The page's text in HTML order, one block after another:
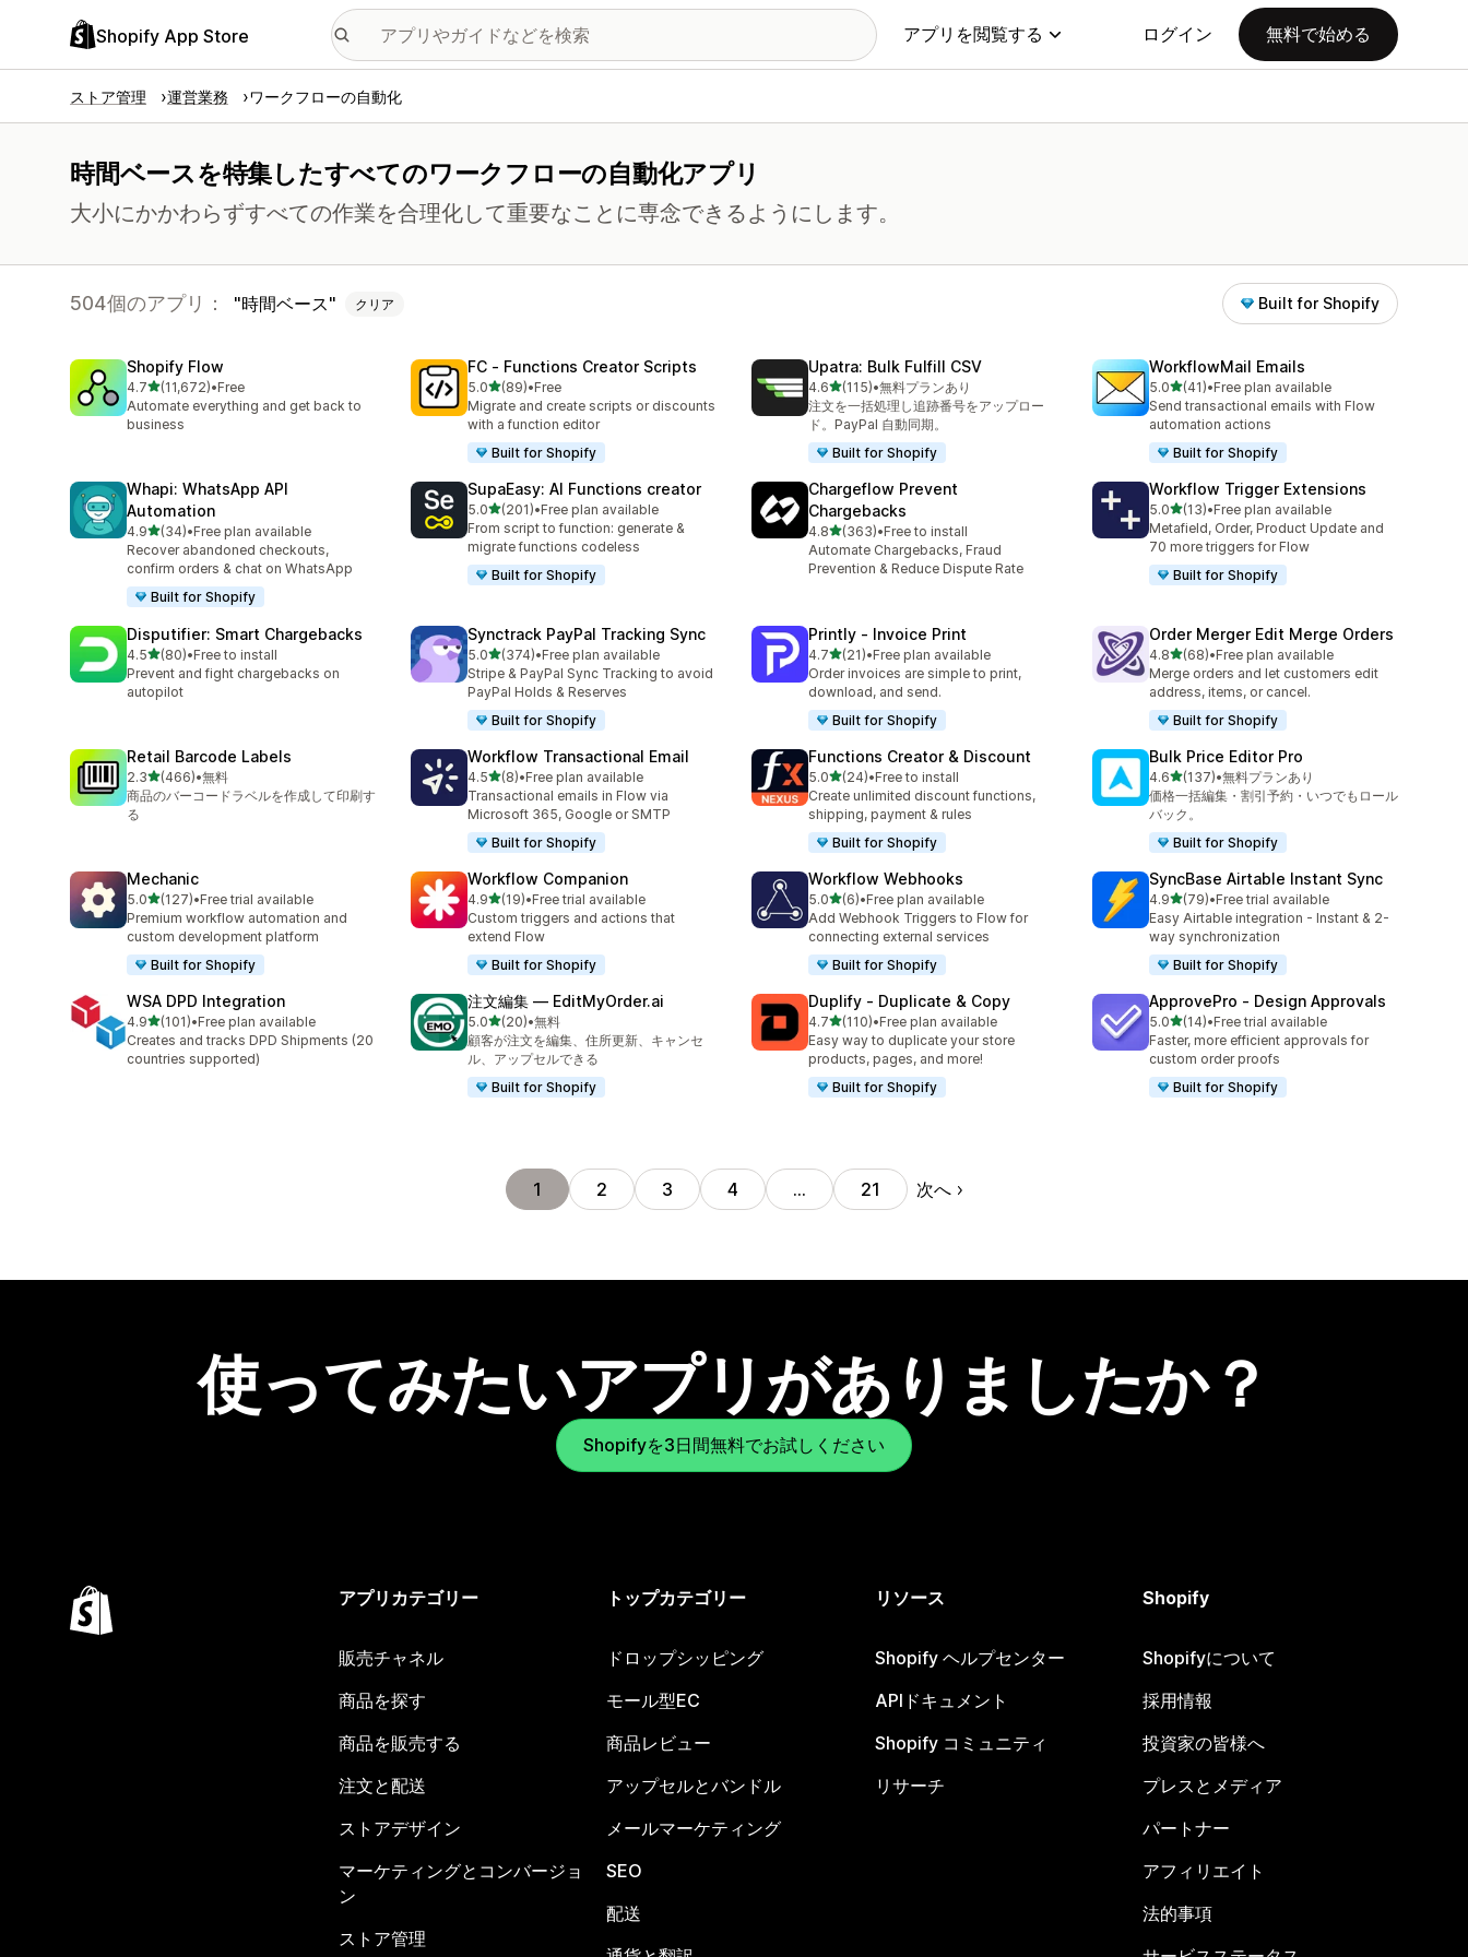
Shopify App Store アプリを閲覧する ログイン 無料で始める
ストア管理 運営業務 ワークフローの自動化
時間ベースを特集したすべてのワークフローの自動化アプリ
大小にかかわらずすべての作業を合理化して重要なことに専念できるようにします。
504個のアプリ： 時間ベース クリア Built for Shopify
Shopify Flow
4.75つ星中
(11,672)
合計レビュー数：11672件
•Free
Automate everything and get back to
business
FC ‑ Functions Creator Scripts
5.05つ星中
(89)
合計レビュー数：89件
•Free
Migrate and create scripts or discounts
with a function editor
Built for Shopify
Upatra: Bulk Fulfill CSV
4.65つ星中
(115)
合計レビュー数：115件
•無料プランあり
注文を一括処理し追跡番号をアップロー
ド。PayPal 自動同期。
Built for Shopify
WorkflowMail Emails
5.05つ星中
(41)
合計レビュー数：41件
•Free plan available
Send transactional emails with Flow
automation actions
Built for Shopify
Whapi: WhatsApp API
Automation
4.95つ星中
(34)
合計レビュー数：34件
•Free plan available
Recover abandoned checkouts,
confirm orders & chat on WhatsApp
Built for Shopify
SupaEasy: AI Functions creator
5.05つ星中
(201)
合計レビュー数：201件
•Free plan available
From script to function: generate &
migrate functions codeless
Built for Shopify
Chargeflow Prevent
Chargebacks
4.85つ星中
(363)
合計レビュー数：363件
•Free to install
Automate Chargebacks, Fraud
Prevention & Reduce Dispute Rate
Workflow Trigger Extensions
5.05つ星中
(13)
合計レビュー数：13件
•Free plan available
Metafield, Order, Product Update and
70 more triggers for Flow
Built for Shopify
Disputifier: Smart Chargebacks
4.55つ星中
(80)
合計レビュー数：80件
•Free to install
Prevent and fight chargebacks on
autopilot
Synctrack PayPal Tracking Sync
5.05つ星中
(374)
合計レビュー数：374件
•Free plan available
Stripe & PayPal Sync Tracking to avoid
PayPal Holds & Reserves
Built for Shopify
Printly ‑ Invoice Print
4.75つ星中
(21)
合計レビュー数：21件
•Free plan available
Order invoices are simple to print,
download, and send.
Built for Shopify
Order Merger Edit Merge Orders
4.85つ星中
(68)
合計レビュー数：68件
•Free plan available
Merge orders and let customers edit
address, items, or cancel.
Built for Shopify
Retail Barcode Labels
2.35つ星中
(466)
合計レビュー数：466件
•無料
商品のバーコードラベルを作成して印刷す
る
Workflow Transactional Email
4.55つ星中
(8)
合計レビュー数：8件
•Free plan available
Transactional emails in Flow via
Microsoft 365, Google or SMTP
Built for Shopify
Functions Creator & Discount
5.05つ星中
(24)
合計レビュー数：24件
•Free to install
Create unlimited discount functions,
shipping, payment & rules
Built for Shopify
Bulk Price Editor Pro
4.65つ星中
(137)
合計レビュー数：137件
•無料プランあり
価格一括編集・割引予約・いつでもロール
バック。
Built for Shopify
Mechanic
5.05つ星中
(127)
合計レビュー数：127件
•Free trial available
Premium workflow automation and
custom development platform
Built for Shopify
Workflow Companion
4.95つ星中
(19)
合計レビュー数：19件
•Free trial available
Custom triggers and actions that
extend Flow
Built for Shopify
Workflow Webhooks
5.05つ星中
(6)
合計レビュー数：6件
•Free plan available
Add Webhook Triggers to Flow for
connecting external services
Built for Shopify
SyncBase Airtable Instant Sync
4.95つ星中
(79)
合計レビュー数：79件
•Free trial available
Easy Airtable integration - Instant & 2-
way synchronization
Built for Shopify
WSA DPD Integration
4.95つ星中
(101)
合計レビュー数：101件
•Free plan available
Creates and tracks DPD Shipments (20
countries supported)
注文編集 — EditMyOrder.ai
5.05つ星中
(20)
合計レビュー数：20件
•無料
顧客が注文を編集、住所更新、キャンセ
ル、アップセルできる
Built for Shopify
Duplify ‑ Duplicate & Copy
4.75つ星中
(110)
合計レビュー数：110件
•Free plan available
Easy way to duplicate your store
products, pages, and more!
Built for Shopify
ApprovePro ‑ Design Approvals
5.05つ星中
(14)
合計レビュー数：14件
•Free trial available
Faster, more efficient approvals for
custom order proofs
Built for Shopify
1 2 3 4 … 21 次へ
使ってみたいアプリがありましたか？
Shopifyを3日間無料でお試しください
アプリカテゴリー
販売チャネル
商品を探す
商品を販売する
注文と配送
ストアデザイン
マーケティングとコンバージョ
ン
ストア管理
トップカテゴリー
ドロップシッピング
モール型EC
商品レビュー
アップセルとバンドル
メールマーケティング
SEO
配送
リソース
Shopify ヘルプセンター
APIドキュメント
Shopify コミュニティ
リサーチ
Shopify
Shopifyについて
採用情報
投資家の皆様へ
プレスとメディア
パートナー
アフィリエイト
法的事項